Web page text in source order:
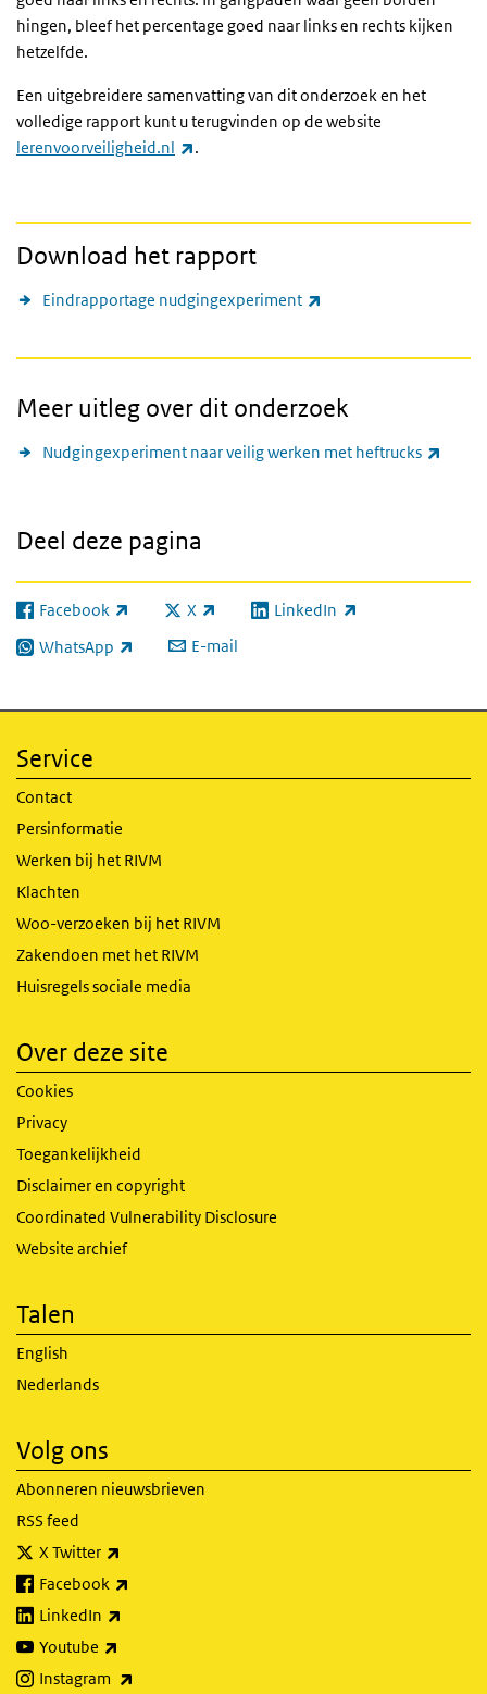
hingen, bleef het percentage goed naar links en rechts kijken
hetzelfde.
Een uitgebreidere samenvatting van dit onderzoek en het
volledige rapport kunt u terugvinden op de website
lerenvoorveiligheid.nl
(externe link)
.
Download het rapport
Eindrapportage nudgingexperiment
Meer uitleg over dit onderzoek
Nudgingexperiment naar veilig werken met heftrucks
Deel deze pagina
Facebook
(externe link) X
(externe link) LinkedIn
(externe link)
WhatsApp
(externe link) E-mail
Service
Contact
Persinformatie
Werken bij het RIVM
Klachten
Woo-verzoeken bij het RIVM
Zakendoen met het RIVM
Huisregels sociale media
Over deze site
Cookies
Privacy
Toegankelijkheid
Disclaimer en copyright
Coordinated Vulnerability Disclosure
Website archief
Talen
English
Nederlands
Volg ons
Abonneren nieuwsbrieven
RSS feed
X Twitter
Facebook
LinkedIn
Youtube
Instagram